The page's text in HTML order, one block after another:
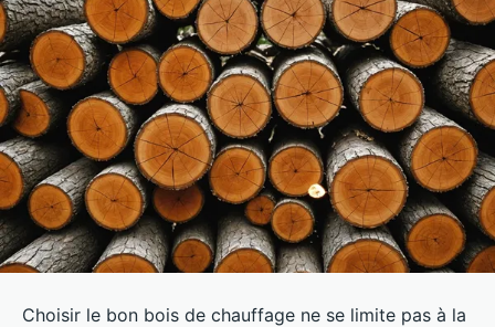
Choisir le bon bois de chauffage ne se limite pas à la